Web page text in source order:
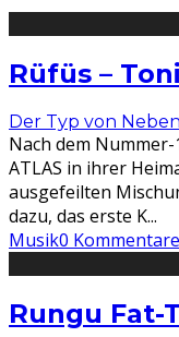
Rüfüs –
Der Typ von
Nach dem
ATLAS in ihrer
ausgefeilten
dazu, das erste K...
Musik0 Kommentare
Rungu Fat-